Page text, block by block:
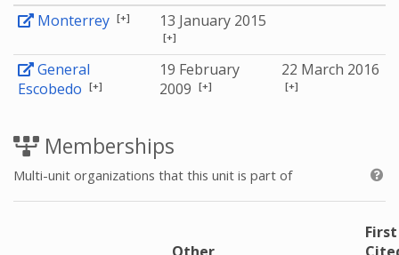
Monterrey [+] 13 January 2015
[+]
General
Escobedo [+]
19 February
2009 [+]
22 March 2016
[+]
Memberships
Multi-unit organizations that this unit is part of
First